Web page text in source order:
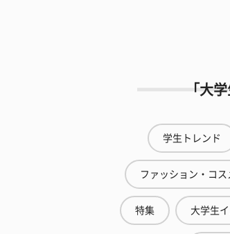
「大
学生トレンド
ファッション・コス
特集 大学生